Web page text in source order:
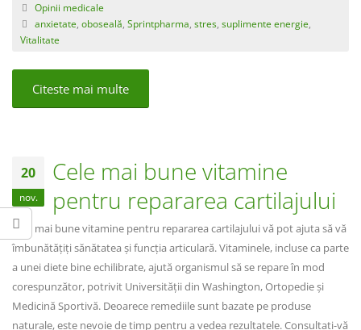
Opinii medicale
anxietate oboseală Sprintpharma stres, suplimente energie
Vitalitate
Citeste mai multe
20
nov.
Cele mai bune vitamine
pentru repararea cartilajului
Cele mai bune vitamine pentru repararea cartilajului vă pot ajuta să vă
îmbunătățiți sănătatea și funcția articulară. Vitaminele, incluse ca parte
a unei diete bine echilibrate, ajută organismul să se repare în mod
corespunzător, potrivit Universității din Washington, Ortopedie și
Medicină Sportivă. Deoarece remediile sunt bazate pe produse
naturale, este nevoie de timp pentru a vedea rezultatele. Consultați-vă